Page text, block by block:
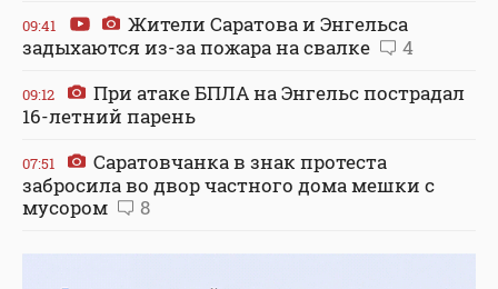
09:41
Жители Саратова и Энгельса
задыхаются из-за пожара на свалке
4
09:12
При атаке БПЛА на Энгельс пострадал
16-летний парень
07:51
Саратовчанка в знак протеста
забросила во двор частного дома мешки с
мусором
8